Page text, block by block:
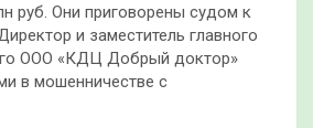
руб. Они приговорены судом к
и заместитель главного
ООО «КДЦ Добрый доктор»
в мошенничестве с